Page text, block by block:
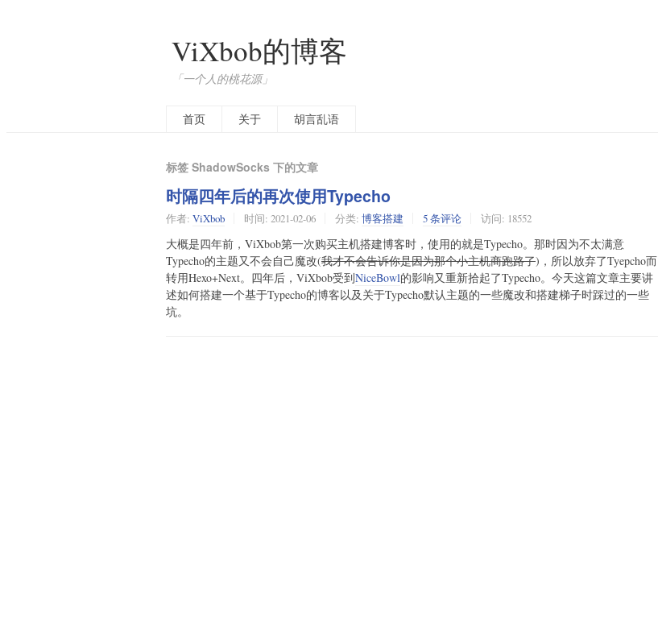
ViXbob的博客
「一个人的桃花源」
首页
关于 胡言乱语
标签 ShadowSocks 下的文章
时隔四年后的再次使用Typecho
作者: ViXbob 时间: 2021-02-06 分类: 博客搭建 5 条评论 访问: 18552
大概是四年前，ViXbob第一次购买主机搭建博客时，使用的就是Typecho。那时因为不太满意
Typecho的主题又不会自己魔改(我才不会告诉你是因为那个小主机商跑路了)，所以放弃了Tyepcho而
转用Hexo+Next。四年后，ViXbob受到NiceBowl的影响又重新拾起了Typecho。今天这篇文章主要讲
述如何搭建一个基于Typecho的博客以及关于Typecho默认主题的一些魔改和搭建梯子时踩过的一些
坑。